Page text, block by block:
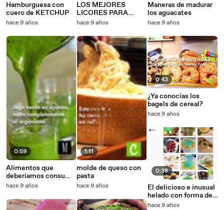
Hamburguesa con
cuero de KETCHUP
hace 9 años
0:59
Alimentos que
deberíamos consumir
en nuestro desayuno
hace 9 años
LOS MEJORES
LICORES PARA
MEZCLAR CON TU
hace 9 años
1:11
molde de queso con
pasta
hace 9 años
Maneras de madurar
los aguacates
hace 9 años
0:43
¿Ya conocías los
bagels de cereal?
hace 9 años
0:38
El delicioso e inusual
helado con forma de
ramen
hace 9 años